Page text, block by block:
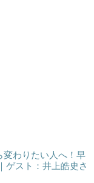
変わりたい人へ！早
ゲスト：井上皓史さ